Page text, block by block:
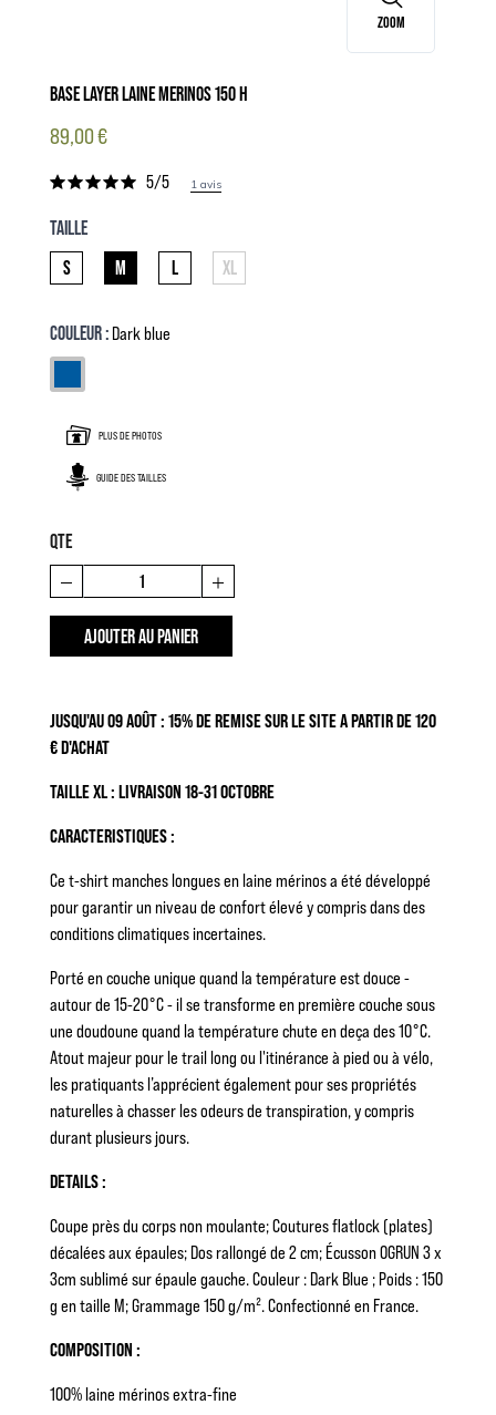
ZOOM
BASE LAYER LAINE MERINOS 150 H
89,00 €
5/5 1 avis
TAILLE
S
M L XL
COULEUR : Dark blue
PLUS DE PHOTOS
GUIDE DES TAILLES
QTE
AJOUTER AU PANIER
JUSQU'AU 09 AOÛT : 15% DE REMISE SUR LE SITE A PARTIR DE 120
€ D'ACHAT
TAILLE XL : LIVRAISON 18-31 OCTOBRE
CARACTERISTIQUES :
Ce t-shirt manches longues en laine mérinos a été développé
pour garantir un niveau de confort élevé y compris dans des
conditions climatiques incertaines.
Porté en couche unique quand la température est douce -
autour de 15-20°C - il se transforme en première couche sous
une doudoune quand la température chute en deça des 10°C.
Atout majeur pour le trail long ou l'itinérance à pied ou à vélo,
les pratiquants l’apprécient également pour ses propriétés
naturelles à chasser les odeurs de transpiration, y compris
durant plusieurs jours.
DETAILS :
Coupe près du corps non moulante; Coutures flatlock (plates)
décalées aux épaules; Dos rallongé de 2 cm; Écusson OGRUN 3 x
3cm sublimé sur épaule gauche. Couleur : Dark Blue ; Poids : 150
g en taille M; Grammage 150 g/m². Confectionné en France.
COMPOSITION :
100% laine mérinos extra-fine